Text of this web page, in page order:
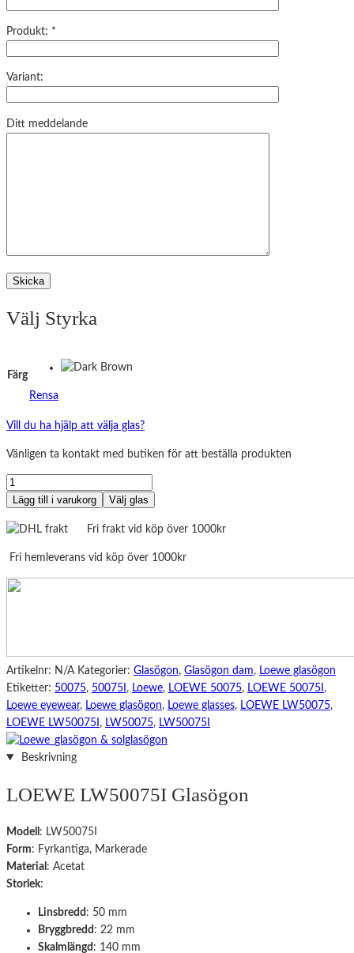
Produkt: *
Variant:
Ditt meddelande
Välj Styrka
Färg
Rensa
Vill du ha hjälp att välja glas?
Vänligen ta kontakt med butiken för att beställa produkten
LOEWE
LW50075I
Lägg till i varukorg Välj glas
Fri frakt vid köp över 1000kr
Fri hemleverans vid köp över 1000kr
Artikelnr: N/A Kategorier: Glasögon, Glasögon dam, Loewe glasögon
Etiketter: 50075, 50075I , Loewe, LOEWE 50075, LOEWE 50075I ,
Loewe eyewear, Loewe glasögon, Loewe glasses, LOEWE LW50075,
LOEWE LW50075I , LW50075, LW50075I
Beskrivning
LOEWE LW50075I Glasögon
Modell : LW50075I
Form: Fyrkantiga, Markerade
Material : Acetat
Storlek:
Linsbredd : 50 mm
Bryggbredd : 22 mm
Skalmlängd : 140 mm